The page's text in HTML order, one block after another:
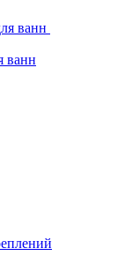
ванн
ванн